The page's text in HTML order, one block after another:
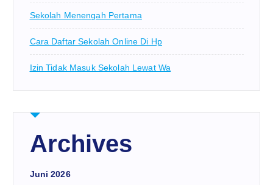
Sekolah Menengah Pertama
Cara Daftar Sekolah Online Di Hp
Izin Tidak Masuk Sekolah Lewat Wa
Archives
Juni 2026